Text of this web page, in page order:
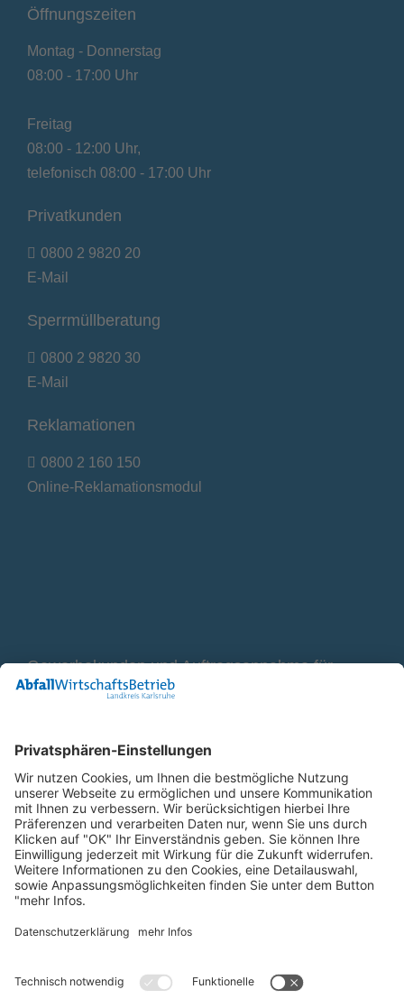
Öffnungszeiten
Montag - Donnerstag
08:00 - 17:00 Uhr
Freitag
08:00 - 12:00 Uhr,
telefonisch 08:00 - 17:00 Uhr
Privatkunden
0800 2 9820 20
E-Mail
Sperrmüllberatung
0800 2 9820 30
E-Mail
Reklamationen
0800 2 160 150
Online-Reklamationsmodul
Gewerbekunden und Auftragsannahme für
Container
E-Mail
Bleiben Sie in Verbindung
Facebook Landkreis Karlsruhe
Instagram Landkreis Karlsruhe
Startseite Impressum Datenschutz
Anfahrt